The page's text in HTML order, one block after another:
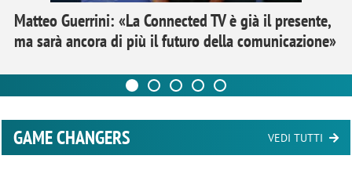
Matteo Guerrini: «La Connected TV è già il presente,
ma sarà ancora di più il futuro della comunicazione»
GAME CHANGERS VEDI TUTTI